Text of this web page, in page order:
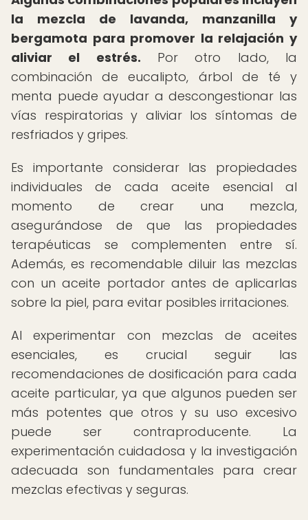
la mezcla de lavanda, manzanilla y
bergamota para promover la relajación y
aliviar el estrés. Por otro lado, la
combinación de eucalipto, árbol de té y
menta puede ayudar a descongestionar las
vías respiratorias y aliviar los síntomas de
resfriados y gripes.
Es importante considerar las propiedades
individuales de cada aceite esencial al
momento de crear una mezcla,
asegurándose de que las propiedades
terapéuticas se complementen entre sí.
Además, es recomendable diluir las mezclas
con un aceite portador antes de aplicarlas
sobre la piel, para evitar posibles irritaciones.
Al experimentar con mezclas de aceites
esenciales, es crucial seguir las
recomendaciones de dosificación para cada
aceite particular, ya que algunos pueden ser
más potentes que otros y su uso excesivo
puede ser contraproducente. La
experimentación cuidadosa y la investigación
adecuada son fundamentales para crear
mezclas efectivas y seguras.